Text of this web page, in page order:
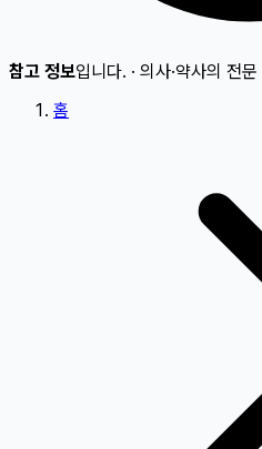
참고 정보입니다. · 의사·약사의 전
홈